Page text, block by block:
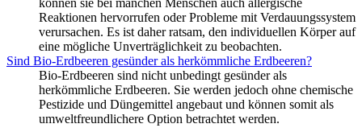
Reaktionen hervorrufen oder Probleme mit Verdauungssystem
verursachen. Es ist daher ratsam, den individuellen Körper auf
eine mögliche Unverträglichkeit zu beobachten.
Sind Bio-Erdbeeren gesünder als herkömmliche Erdbeeren?
Bio-Erdbeeren sind nicht unbedingt gesünder als
herkömmliche Erdbeeren. Sie werden jedoch ohne chemische
Pestizide und Düngemittel angebaut und können somit als
umweltfreundlichere Option betrachtet werden.